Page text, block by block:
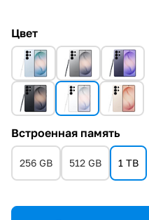
Цвет
Встроенная память
256 GB 512 GB 1 TB